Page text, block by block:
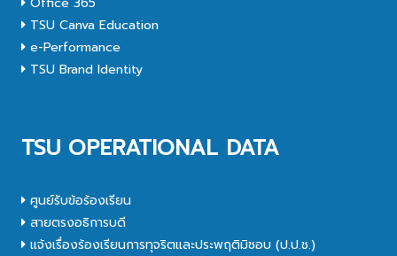
TSU Canva Education
e-Performance
TSU Brand Identity
TSU OPERATIONAL DATA
ศูนย์รับข้อร้องเรียน
สายตรงอธิการบดี
แจ้งเรื่องร้องเรียนการทุจริตและประพฤติมิชอบ (ป.ป.ช.)